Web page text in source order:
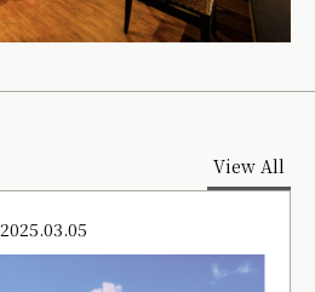
View All
2025.03.05